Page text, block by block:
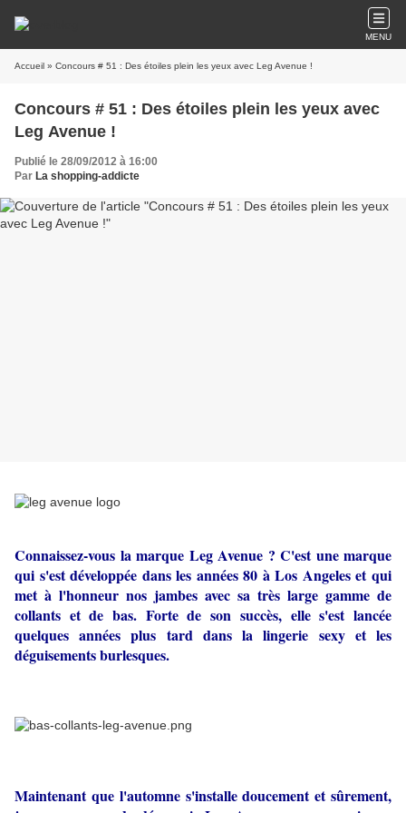
MENU
Accueil » Concours # 51 : Des étoiles plein les yeux avec Leg Avenue !
Concours # 51 : Des étoiles plein les yeux avec
Leg Avenue !
Publié le 28/09/2012 à 16:00
Par La shopping-addicte
Connaissez-vous la marque Leg Avenue ? C'est une marque
qui s'est développée dans les années 80 à Los Angeles et qui
met à l'honneur nos jambes avec sa très large gamme de
collants et de bas. Forte de son succès, elle s'est lancée
quelques années plus tard dans la lingerie sexy et les
déguisements burlesques.
Maintenant que l'automne s'installe doucement et sûrement,